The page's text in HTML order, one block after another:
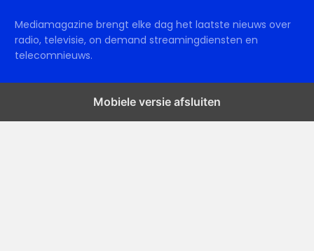
Mediamagazine brengt elke dag het laatste nieuws over
radio, televisie, on demand streamingdiensten en
telecomnieuws.
Mobiele versie afsluiten